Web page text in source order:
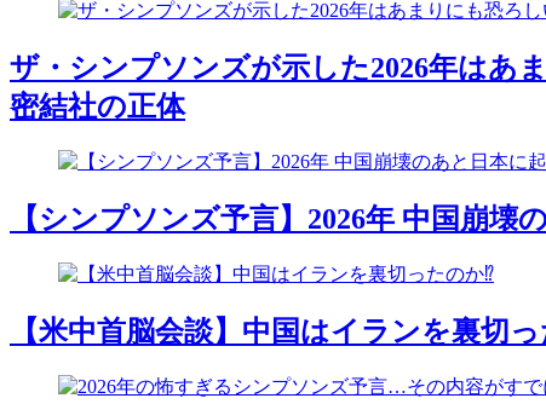
ザ・シンプソンズが示した2026年はあ
密結社の正体
【シンプソンズ予言】2026年 中国崩壊
【米中首脳会談】中国はイランを裏切